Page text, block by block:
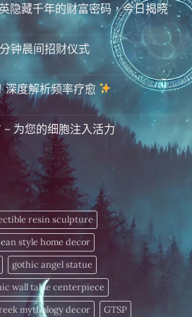
隐藏千年的财富密码，今日揭晓
钟晨间招财仪式
深度解析频率疗愈
– 为您的细胞注入活力
resin sculpture
style home decor
gothic angel statue
wall table centerpiece
mythology decor
GTSP